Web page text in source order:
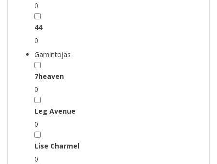
0
44
0
Gamintojas
7heaven
0
Leg Avenue
0
Lise Charmel
0